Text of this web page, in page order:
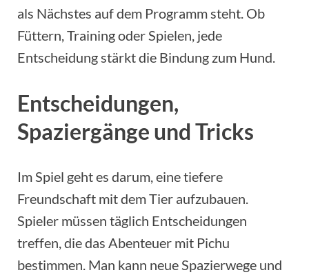
als Nächstes auf dem Programm steht. Ob
Füttern, Training oder Spielen, jede
Entscheidung stärkt die Bindung zum Hund.
Entscheidungen,
Spaziergänge und Tricks
Im Spiel geht es darum, eine tiefere
Freundschaft mit dem Tier aufzubauen.
Spieler müssen täglich Entscheidungen
treffen, die das Abenteuer mit Pichu
bestimmen. Man kann neue Spazierwege und